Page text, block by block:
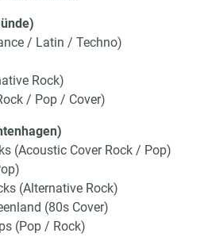
/ Latin / Techno)
Rock)
/ Pop / Cover)
(Acoustic Cover Rock / Pop)
(Alternative Rock)
(80s Cover)
(Pop / Rock)